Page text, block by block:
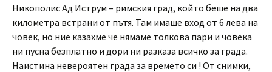
Никополис Ад Иструм – римския град, който беше на два
километра встрани от пътя. Там имаше вход от 6 лева на
човек, но ние казахме че нямаме толкова пари и човека
ни пусна безплатно и дори ни разказа всичко за града.
Наистина невероятен града за времето си ! От снимки,